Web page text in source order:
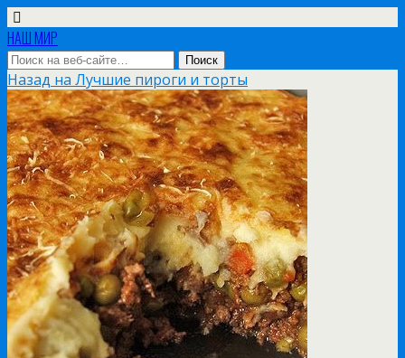
НАШ МИР
Назад на Лучшие пироги и торты